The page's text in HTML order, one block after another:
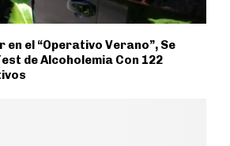
el “Operativo Verano”, Se
de Alcoholemia Con 122